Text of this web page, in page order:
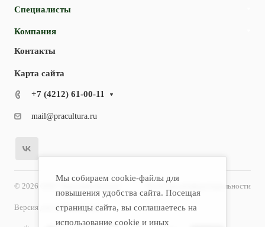
Специалисты
Компания
Контакты
Карта сайта
+7 (4212) 61-00-11
mail@pracultura.ru
© 2026 ООО "Хороший Доктор" Политика конфиденциальности
Версия для слабовидящих
Мы собираем cookie-файлы для
повышения удобства сайта. Посещая
страницы сайта, вы соглашаетесь на
использование cookie и иных